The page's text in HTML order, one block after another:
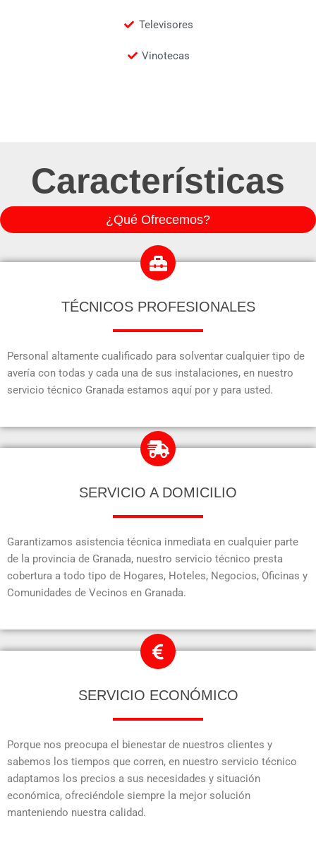
Televisores
Vinotecas
Características
¿Qué Ofrecemos?
TÉCNICOS PROFESIONALES
Personal altamente cualificado para solventar cualquier tipo de
avería con todas y cada una de sus instalaciones, en nuestro
servicio técnico Granada estamos aquí por y para usted.
SERVICIO A DOMICILIO
Garantizamos asistencia técnica inmediata en cualquier parte
de la provincia de Granada, nuestro servicio técnico presta
cobertura a todo tipo de Hogares, Hoteles, Negocios, Oficinas y
Comunidades de Vecinos en Granada.
SERVICIO ECONÓMICO
Porque nos preocupa el bienestar de nuestros clientes y
sabemos los tiempos que corren, en nuestro servicio técnico
adaptamos los precios a sus necesidades y situación
económica, ofreciéndole siempre la mejor solución
manteniendo nuestra calidad.